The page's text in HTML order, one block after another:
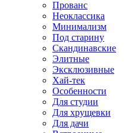
Прованс
Неоклассика
Минимализм
Под старину
Скандинавские
Элитные
Эксклюзивные
Хай-тек
Особенности
Для студии
Для хрущевки
Для дачи